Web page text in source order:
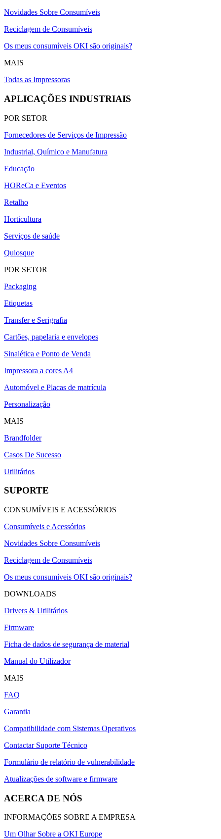
Novidades Sobre Consumíveis
Reciclagem de Consumíveis
Os meus consumíveis OKI são originais?
MAIS
Todas as Impressoras
APLICAÇÕES INDUSTRIAIS
POR SETOR
Fornecedores de Serviços de Impressão
Industrial, Químico e Manufatura
Educação
HOReCa e Eventos
Retalho
Horticultura
Serviços de saúde
Quiosque
POR SETOR
Packaging
Etiquetas
Transfer e Serigrafia
Cartões, papelaria e envelopes
Sinalética e Ponto de Venda
Impressora a cores A4
Automóvel e Placas de matrícula
Personalização
MAIS
Brandfolder
Casos De Sucesso
Utilitários
SUPORTE
CONSUMÍVEIS E ACESSÓRIOS
Consumíveis e Acessórios
Novidades Sobre Consumíveis
Reciclagem de Consumíveis
Os meus consumíveis OKI são originais?
DOWNLOADS
Drivers & Utilitários
Firmware
Ficha de dados de segurança de material
Manual do Utilizador
MAIS
FAQ
Garantia
Compatibilidade com Sistemas Operativos
Contactar Suporte Técnico
Formulário de relatório de vulnerabilidade
Atualizações de software e firmware
ACERCA DE NÓS
INFORMAÇÕES SOBRE A EMPRESA
Um Olhar Sobre a OKI Europe